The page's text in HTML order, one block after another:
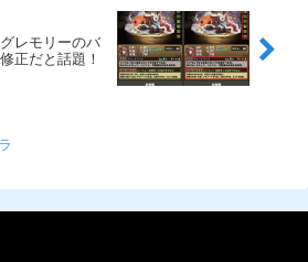
レモリーのバ
正だと話題！